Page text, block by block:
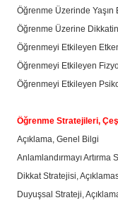
Öğrenme Üzerinde Yaşın
Öğrenme Üzerine
Öğrenmeyi Etkileyen
Öğrenmeyi Etkileyen
Öğrenmeyi Etkileyen
Öğrenme Stratejileri,
Açıklama, Genel Bilgi
Anlamlandırmayı Artırma
Dikkat Stratejisi,
Duyuşsal Strateji,